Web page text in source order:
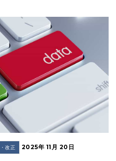
改正 2025年 11月 20日